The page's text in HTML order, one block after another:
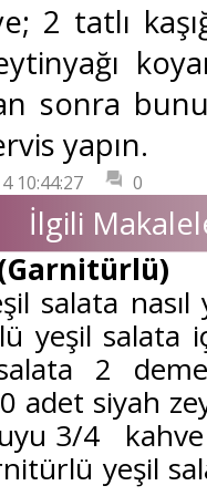
2 tatlı
sonra
yapın.
10:44:27 0
İlgili
salata nasıl
yeşil salata
2
adet siyah
3/4 kahve
yeşil